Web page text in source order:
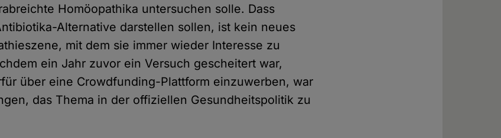
Homöopathika untersuchen solle. Dass
Alternative darstellen sollen, ist kein neues
mit dem sie immer wieder Interesse zu
ein Jahr zuvor ein Versuch gescheitert war,
über eine Crowdfunding-Plattform einzuwerben, war
das Thema in der offiziellen Gesundheitspolitik zu